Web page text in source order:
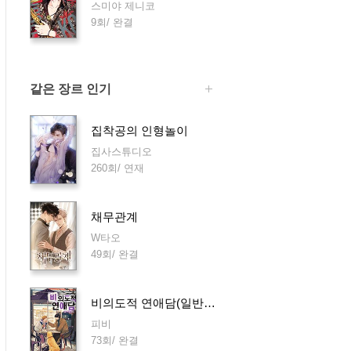
스미야 제니코
9회/ 완결
같은 장르 인기
집착공의 인형놀이
집사스튜디오
260회/ 연재
채무관계
W타오
49회/ 완결
비의도적 연애담(일반판)
피비
73회/ 완결